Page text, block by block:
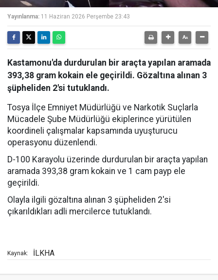
Yayınlanma: 11 Haziran 2026 Perşembe 23:43
Kastamonu'da durdurulan bir araçta yapılan aramada
393,38 gram kokain ele geçirildi. Gözaltına alınan 3
şüpheliden 2'si tutuklandı.
Tosya İlçe Emniyet Müdürlüğü ve Narkotik Suçlarla
Mücadele Şube Müdürlüğü ekiplerince yürütülen
koordineli çalışmalar kapsamında uyuşturucu
operasyonu düzenlendi.
D-100 Karayolu üzerinde durdurulan bir araçta yapılan
aramada 393,38 gram kokain ve 1 cam payp ele
geçirildi.
Olayla ilgili gözaltına alınan 3 şüpheliden 2'si
çıkarıldıkları adli mercilerce tutuklandı.
Kaynak: İLKHA